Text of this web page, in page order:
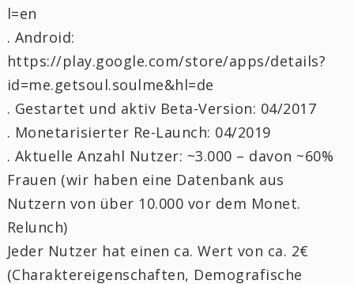
l=en
. Android:
https://play.google.com/store/apps/details?
id=me.getsoul.soulme&hl=de
. Gestartet und aktiv Beta-Version: 04/2017
. Monetarisierter Re-Launch: 04/2019
. Aktuelle Anzahl Nutzer: ~3.000 – davon ~60%
Frauen (wir haben eine Datenbank aus
Nutzern von über 10.000 vor dem Monet.
Relunch)
Jeder Nutzer hat einen ca. Wert von ca. 2€
(Charaktereigenschaften, Demografische